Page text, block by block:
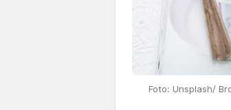
Foto: Unsplash/